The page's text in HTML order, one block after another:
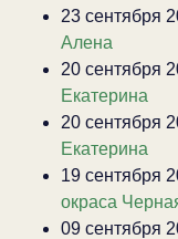
23 сентября
Алена
20 сентября
Екатерина
20 сентября
Екатерина
19 сентября
окраса
09 сентября